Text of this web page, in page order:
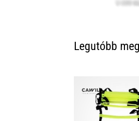
Legutóbb